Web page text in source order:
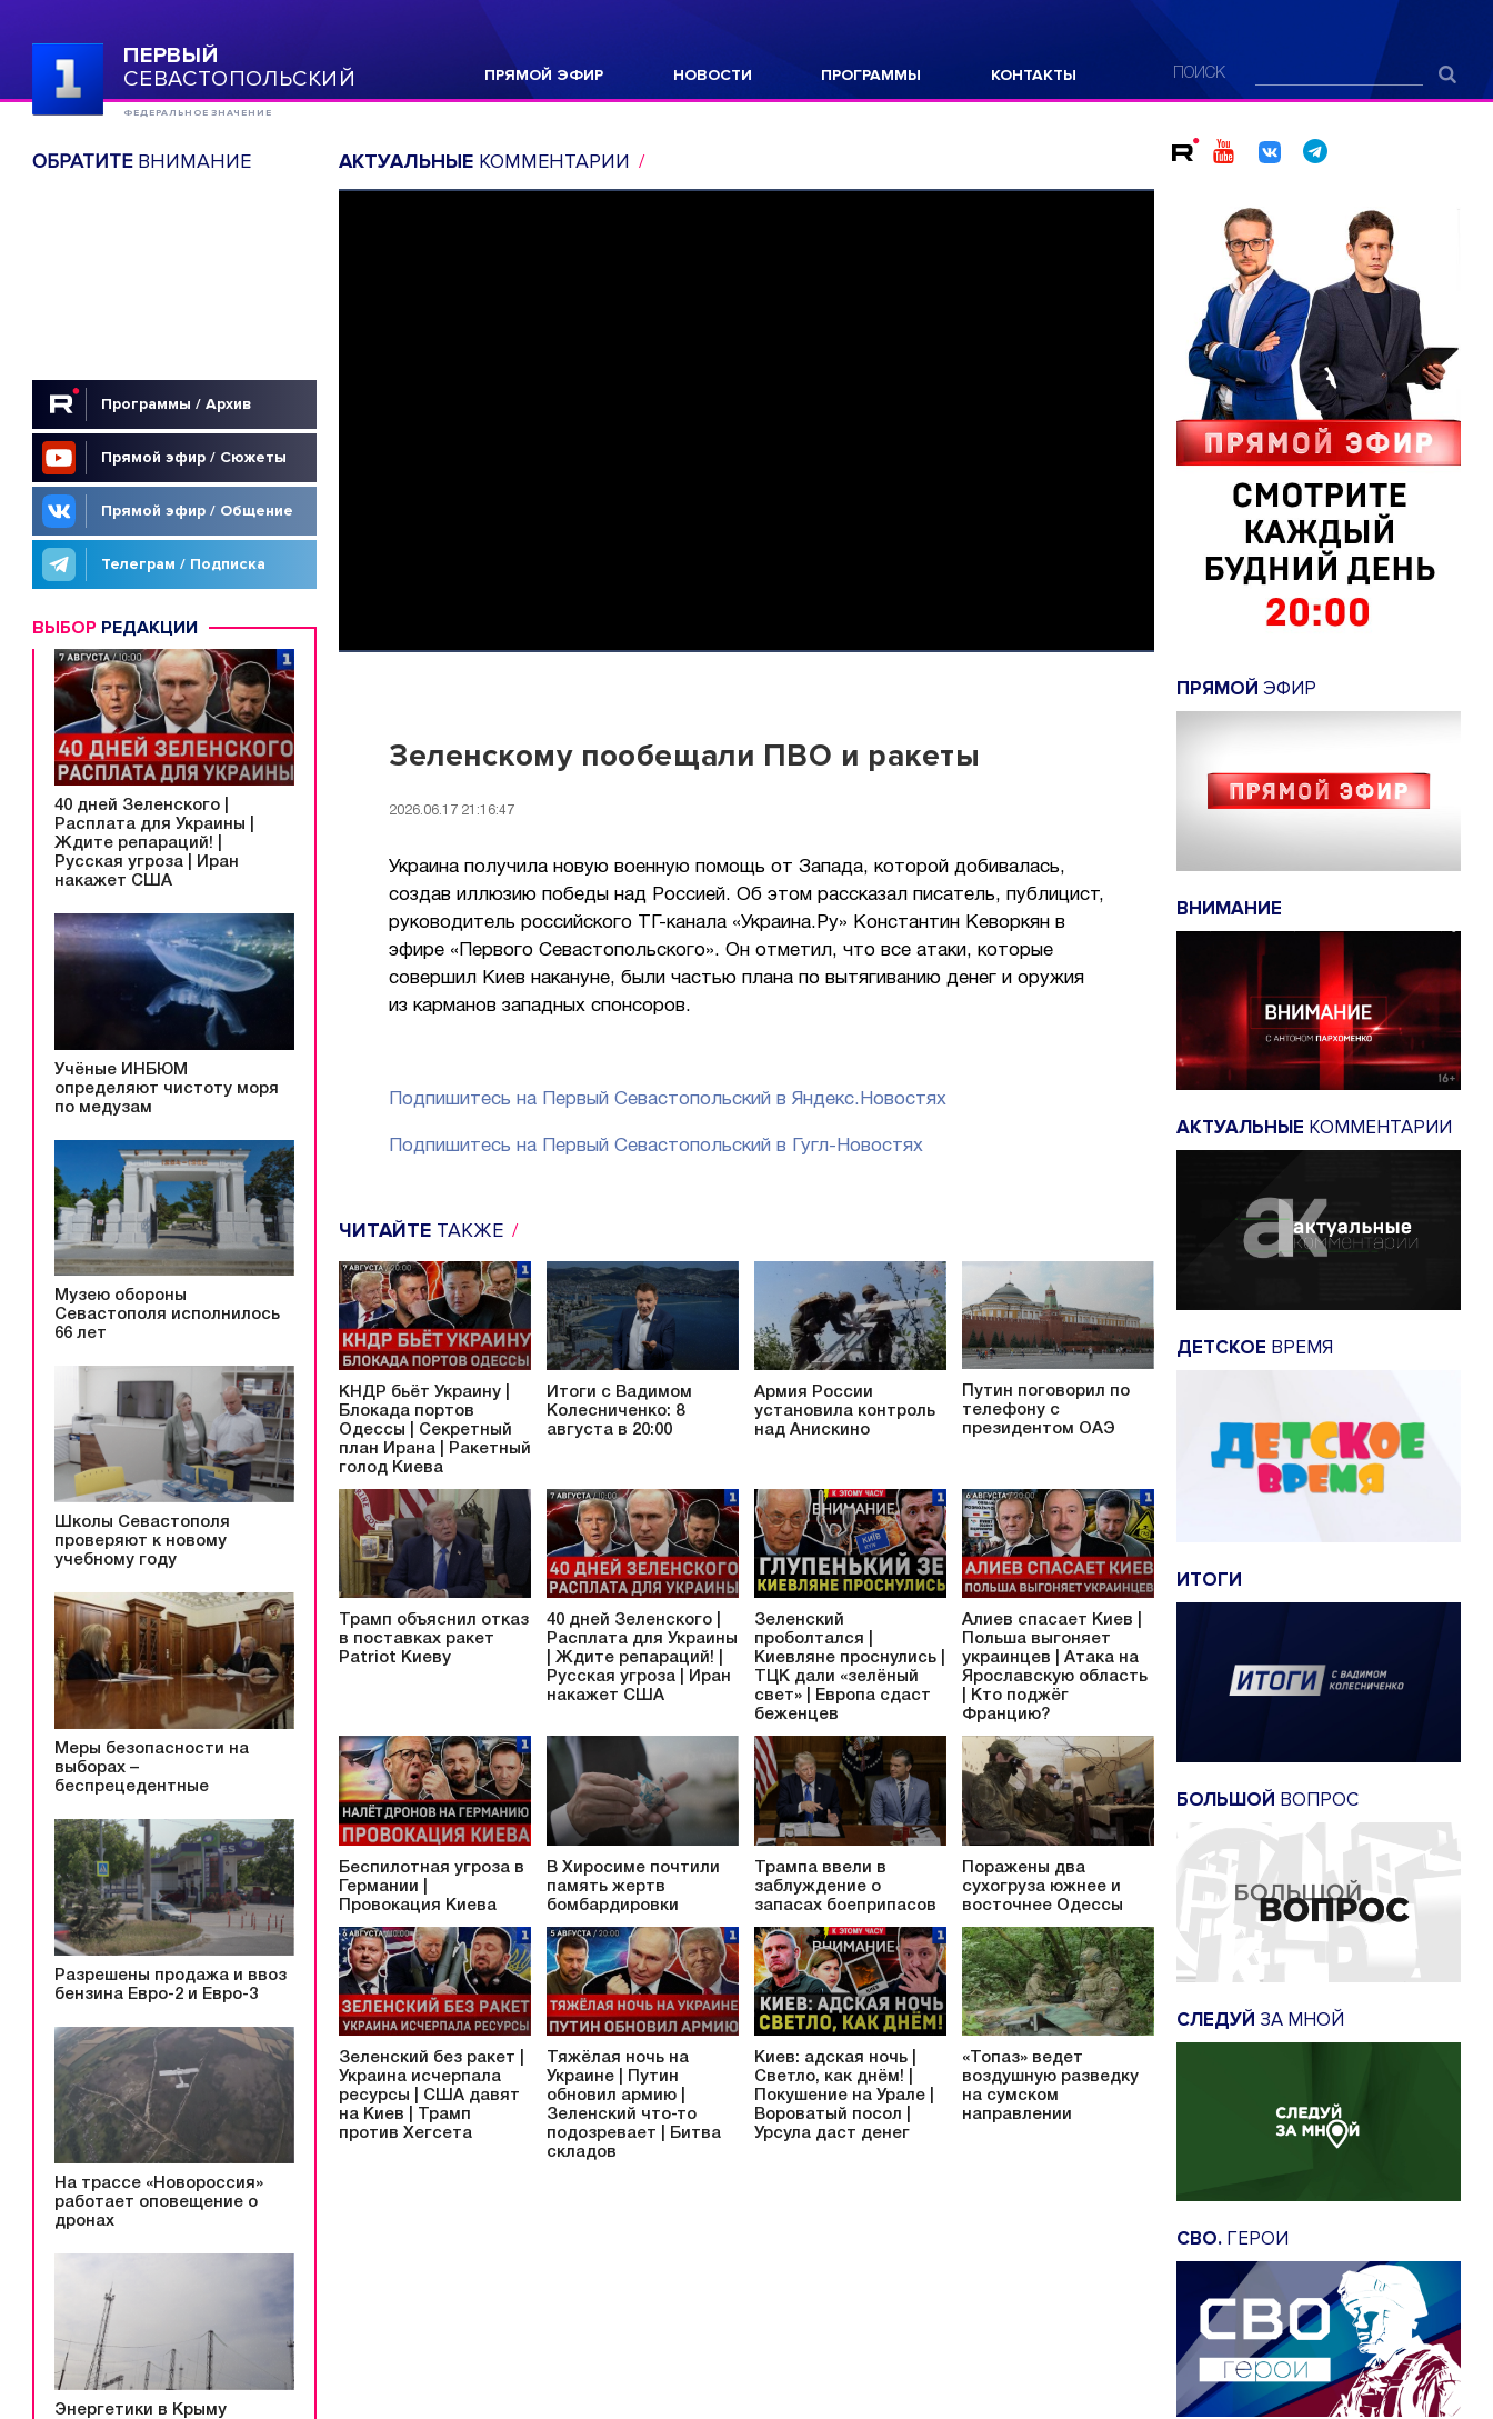
ПЕРВЫЙ
СЕВАСТОПОЛЬСКИЙ
ФЕДЕРАЛЬНОЕ ЗНАЧЕНИЕ
ПРЯМОЙ ЭФИР НОВОСТИ ПРОГРАММЫ КОНТАКТЫ ПОИСК
ОБРАТИТЕВНИМАНИЕ
Программы / Архив
Прямой эфир / Сюжеты
Прямой эфир / Общение
Телеграм / Подписка
ВЫБОР РЕДАКЦИИ
40 дней Зеленского |
Расплата для Украины |
Ждите репараций! |
Русская угроза | Иран
накажет США
Учёные ИНБЮМ
определяют чистоту моря
по медузам
Музею обороны
Севастополя исполнилось
66 лет
Школы Севастополя
проверяют к новому
учебному году
Меры безопасности на
выборах –
беспрецедентные
Разрешены продажа и ввоз
бензина Евро-2 и Евро-3
На трассе «Новороссия»
работает оповещение о
дронах
Энергетики в Крыму
АКТУАЛЬНЫЕ КОММЕНТАРИИ
Зеленскому пообещали ПВО и ракеты
2026.06.17 21:16:47
Украина получила новую военную помощь от Запада, которой добивалась,
создав иллюзию победы над Россией. Об этом рассказал писатель, публицист,
руководитель российского ТГ-канала «Украина.Ру» Константин Кеворкян в
эфире «Первого Севастопольского». Он отметил, что все атаки, которые
совершил Киев накануне, были частью плана по вытягиванию денег и оружия
из карманов западных спонсоров.
Подпишитесь на Первый Севастопольский в Яндекс.Новостях
Подпишитесь на Первый Севастопольский в Гугл-Новостях
ЧИТАЙТЕ ТАКЖЕ
КНДР бьёт Украину |
Блокада портов
Одессы | Секретный
план Ирана | Ракетный
голод Киева
Итоги с Вадимом
Колесниченко: 8
августа в 20:00
Армия России
установила контроль
над Анискино
Путин поговорил по
телефону с
президентом ОАЭ
Трамп объяснил отказ
в поставках ракет
Patriot Киеву
40 дней Зеленского |
Расплата для Украины
| Ждите репараций! |
Русская угроза | Иран
накажет США
Зеленский
проболтался |
Киевляне проснулись |
ТЦК дали «зелёный
свет» | Европа сдаст
беженцев
Алиев спасает Киев |
Польша выгоняет
украинцев | Атака на
Ярославскую область
| Кто поджёг
Францию?
Беспилотная угроза в
Германии |
Провокация Киева
В Хиросиме почтили
память жертв
бомбардировки
Трампа ввели в
заблуждение о
запасах боеприпасов
Поражены два
сухогруза южнее и
восточнее Одессы
Зеленский без ракет |
Украина исчерпала
ресурсы | США давят
на Киев | Трамп
против Хегсета
Тяжёлая ночь на
Украине | Путин
обновил армию |
Зеленский что-то
подозревает | Битва
складов
Киев: адская ночь |
Светло, как днём! |
Покушение на Урале |
Вороватый посол |
Урсула даст денег
«Топаз» ведет
воздушную разведку
на сумском
направлении
ПРЯМОЙ ЭФИР
ВНИМАНИЕ
АКТУАЛЬНЫЕ КОММЕНТАРИИ
ДЕТСКОЕ ВРЕМЯ
ИТОГИ
БОЛЬШОЙ ВОПРОС
СЛЕДУЙ ЗА МНОЙ
СВО. ГЕРОИ